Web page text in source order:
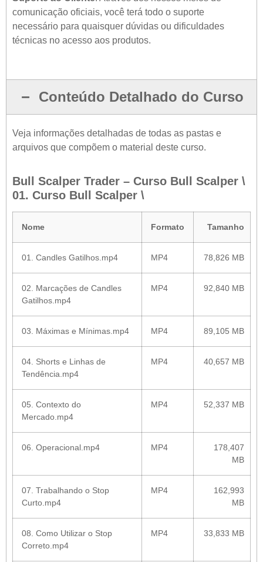
comunicação oficiais, você terá todo o suporte
necessário para quaisquer dúvidas ou dificuldades
técnicas no acesso aos produtos.
Conteúdo Detalhado do Curso
Veja informações detalhadas de todas as pastas e
arquivos que compõem o material deste curso.
Bull Scalper Trader – Curso Bull Scalper \
01. Curso Bull Scalper \
Nome Formato Tamanho
01. Candles Gatilhos.mp4 MP4 78,826 MB
02. Marcações de Candles
Gatilhos.mp4
MP4 92,840 MB
03. Máximas e Mínimas.mp4 MP4 89,105 MB
04. Shorts e Linhas de
Tendência.mp4
MP4 40,657 MB
05. Contexto do
Mercado.mp4
MP4 52,337 MB
06. Operacional.mp4 MP4
178,407
MB
07. Trabalhando o Stop
Curto.mp4
MP4
162,993
MB
08. Como Utilizar o Stop
Correto.mp4
MP4 33,833 MB